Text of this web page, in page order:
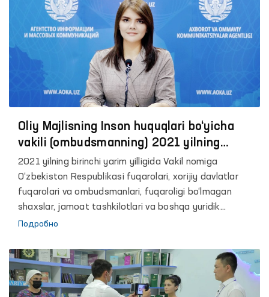
выборов.
Oliy Majlisning Inson huquqlari bo‘yicha
vakili (ombudsmanning) 2021 yilning
birinchi yarim yillikdagi faoliyati yuzasidan
brifing tashkil etildi
2021 yilning birinchi yarim yilligida Vakil nomiga
O‘zbekiston Respublikasi fuqarolari, xorijiy davlatlar
fuqarolari va ombudsmanlari, fuqaroligi bo‘lmagan
shaxslar, jamoat tashkilotlari va boshqa yuridik
shaxslardan jami 9 632 ta murojaat qabul qilindi 2020
tashkil etgan. Shundan, shaxsiy qabulda 723 ta, sayyor
qabullarda 83 ta, pochta va telegraf aloqasi orqali
3 812 ta, “Ishonch telefoni” orqali 1 580 ta,
Подробно